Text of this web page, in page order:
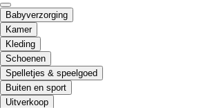
Babyverzorging
Kamer
Kleding
Schoenen
Spelletjes & speelgoed
Buiten en sport
Uitverkoop